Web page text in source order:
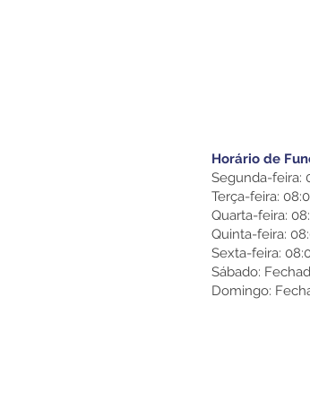
Horário de
Segunda-feira:
Terça-feira:
Quarta-feira:
Quinta-feira:
Sexta-feira:
Sábado:
Domingo: